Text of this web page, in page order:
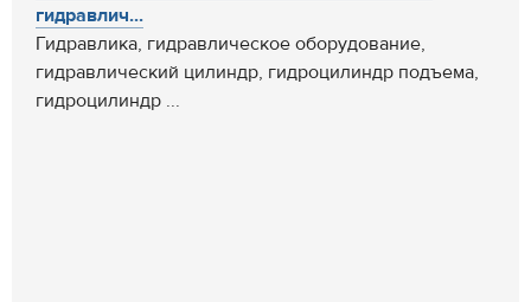
гидравлич...
Гидравлика, гидравлическое оборудование,
гидравлический цилиндр, гидроцилиндр подъема,
гидроцилиндр ...